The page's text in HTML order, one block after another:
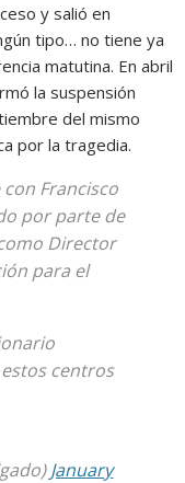
y salió en
tipo… no tiene ya
matutina. En abril
la suspensión
del mismo
por la tragedia.
Francisco
por parte de
Director
para el
centros
January